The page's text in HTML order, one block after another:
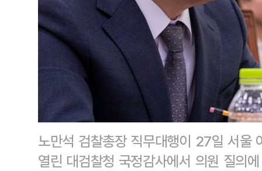
노만석 검찰총장 직무대행이 27일 서울
열린 대검찰청 국정감사에서 의원 질의